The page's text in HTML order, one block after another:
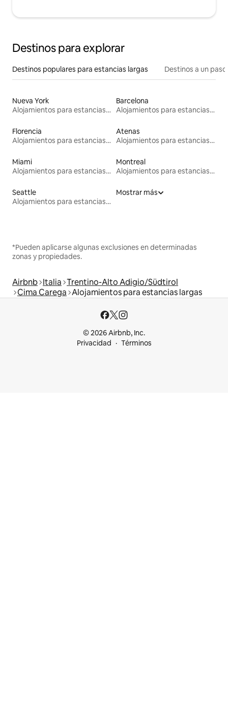
Destinos para explorar
Destinos populares para estancias largas Destinos a un
Nueva York
Alojamientos para estancias largas
Barcelona
Alojamientos para estancias largas
Florencia
Alojamientos para estancias largas
Atenas
Alojamientos para estancias largas
Miami
Alojamientos para estancias largas
Montreal
Alojamientos para estancias largas
Seattle
Alojamientos para estancias largas
Mostrar más
*Pueden aplicarse algunas exclusiones en determinadas
zonas y propiedades.
Airbnb Italia Trentino-Alto Adigio/Südtirol
Cima Carega Alojamientos para estancias largas
© 2026 Airbnb, Inc.
Privacidad
Términos